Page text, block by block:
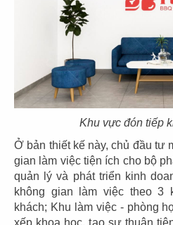
Khu vực đón tiếp
Ở bản thiết kế này, chủ đầu tư
gian làm việc tiện ích cho bộ
quản lý và phát triển kinh
không gian làm việc theo 3
khách; Khu làm việc - phòng
59
SOM TUM THAI